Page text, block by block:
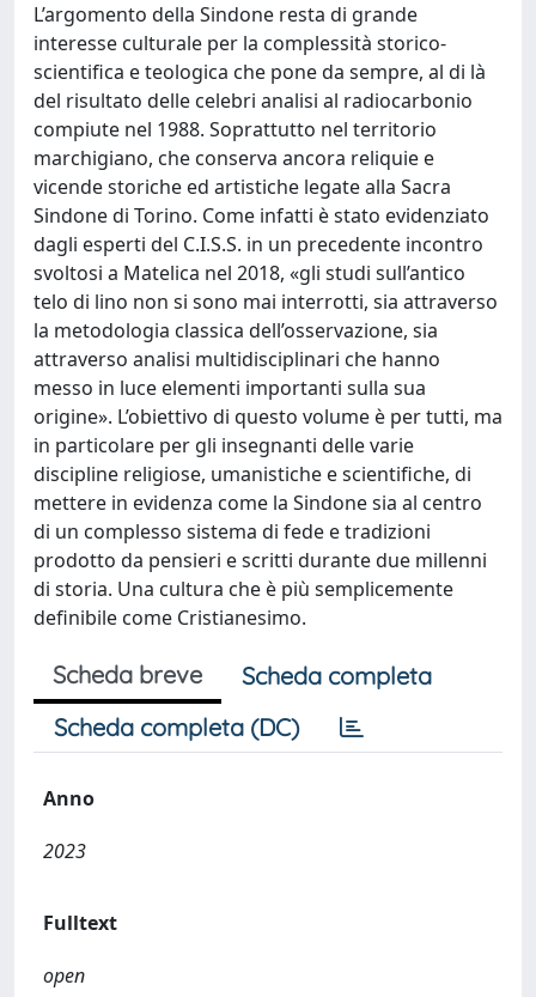
L’argomento della Sindone resta di grande
interesse culturale per la complessità storico-
scientifica e teologica che pone da sempre, al di là
del risultato delle celebri analisi al radiocarbonio
compiute nel 1988. Soprattutto nel territorio
marchigiano, che conserva ancora reliquie e
vicende storiche ed artistiche legate alla Sacra
Sindone di Torino. Come infatti è stato evidenziato
dagli esperti del C.I.S.S. in un precedente incontro
svoltosi a Matelica nel 2018, «gli studi sull’antico
telo di lino non si sono mai interrotti, sia attraverso
la metodologia classica dell’osservazione, sia
attraverso analisi multidisciplinari che hanno
messo in luce elementi importanti sulla sua
origine». L’obiettivo di questo volume è per tutti, ma
in particolare per gli insegnanti delle varie
discipline religiose, umanistiche e scientifiche, di
mettere in evidenza come la Sindone sia al centro
di un complesso sistema di fede e tradizioni
prodotto da pensieri e scritti durante due millenni
di storia. Una cultura che è più semplicemente
definibile come Cristianesimo.
Scheda breve
Scheda completa
Scheda completa (DC)
Anno
2023
Fulltext
open